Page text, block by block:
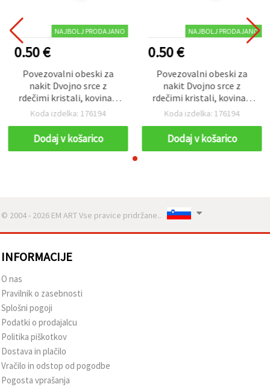
NAJBOLJ PRODAJANO
0.50 €
Povezovalni obeski za
nakit Dvojno srce z
rdečimi kristali, kovina v
srebrni barvi, 28x14 mm,
Koda izdelka: 176194
Dodaj v košarico
NAJBOLJ PRODAJANO
0.50 €
Povezovalni obeski za
nakit Dvojno srce z
rdečimi kristali, kovina v
srebrni barvi, 28x14 mm,
Koda izdelka: 176194
Dodaj v košarico
© 2004 - 2026 EM ART Vse pravice pridržane..
INFORMACIJE
O nas
Pravilnik o zasebnosti
Splošni pogoji
Podatki o prodajalcu
Politika piškotkov
Dostava in plačilo
Vračilo in odstop od pogodbe
Pogosta vprašanja